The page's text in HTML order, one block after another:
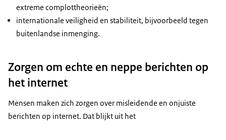
extreme complottheorieën;
internationale veiligheid en stabiliteit, bijvoorbeeld tegen
buitenlandse inmenging.
Zorgen om echte en neppe berichten op
het internet
Mensen maken zich zorgen over misleidende en onjuiste
berichten op internet. Dat blijkt uit het